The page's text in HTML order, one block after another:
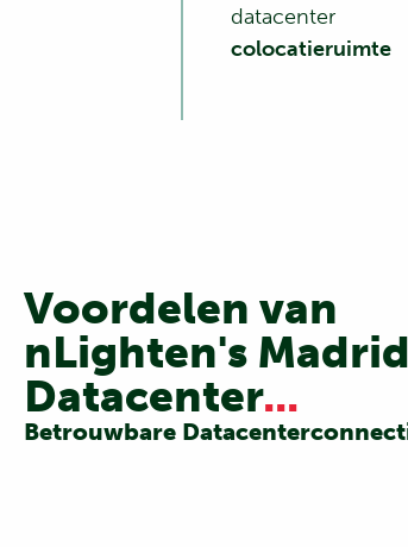
datacenter
colocatieruimte
Voordelen van
nLighten's Madrid
Datacenter...
Betrouwbare